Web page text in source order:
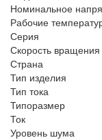
Номинальное
Рабочие
Серия
Скорость вращения
Страна
Тип изделия
Тип тока
Типоразмер
Ток
Уровень шума